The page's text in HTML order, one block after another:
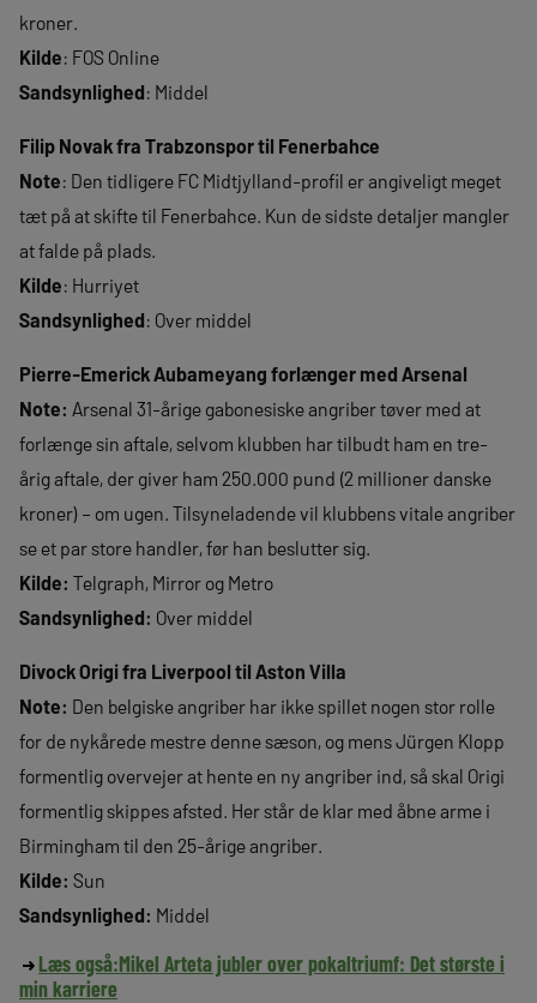
kroner.
Kilde: FOS Online
Sandsynlighed: Middel
Filip Novak fra Trabzonspor til Fenerbahce
Note: Den tidligere FC Midtjylland-profil er angiveligt meget
tæt på at skifte til Fenerbahce. Kun de sidste detaljer mangler
at falde på plads.
Kilde: Hurriyet
Sandsynlighed: Over middel
Pierre-Emerick Aubameyang forlænger med Arsenal
Note: Arsenal 31-årige gabonesiske angriber tøver med at
forlænge sin aftale, selvom klubben har tilbudt ham en tre-
årig aftale, der giver ham 250.000 pund (2 millioner danske
kroner) – om ugen. Tilsyneladende vil klubbens vitale angriber
se et par store handler, før han beslutter sig.
Kilde: Telgraph, Mirror og Metro
Sandsynlighed: Over middel
Divock Origi fra Liverpool til Aston Villa
Note: Den belgiske angriber har ikke spillet nogen stor rolle
for de nykårede mestre denne sæson, og mens Jürgen Klopp
formentlig overvejer at hente en ny angriber ind, så skal Origi
formentlig skippes afsted. Her står de klar med åbne arme i
Birmingham til den 25-årige angriber.
Kilde: Sun
Sandsynlighed: Middel
Læs også:Mikel Arteta jubler over pokaltriumf: Det største i
min karriere